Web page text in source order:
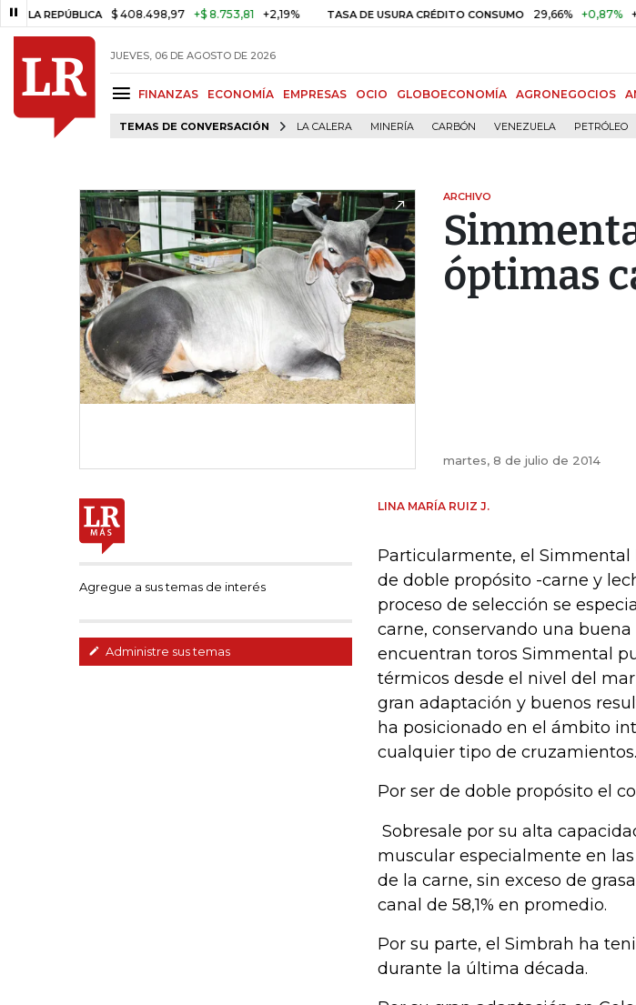
$ 408.498,97 +$ 8.753,81 +2,19% TASA DE USURA CRÉDITO CONSUMO 29,66% +0,87% +3,02%
JUEVES, 06 DE AGOSTO DE 2026
FINANZAS ECONOMÍA EMPRESAS OCIO GLOBOECONOMÍA AGRONEGOCIOS
TEMAS DE CONVERSACIÓN LA CALERA MINERÍA CARBÓN VENEZUELA PETRÓLEO
ARCHIVO
óptimas
martes, 8 de julio de 2014
Agregue a sus temas de interés
Administre sus temas
LINA MARÍA RUIZ J.
Particularmente, el Simmental
de doble propósito -carne y
proceso de selección se
carne, conservando una
encuentran toros Simmental
térmicos desde el nivel del
gran adaptación y buenos
ha posicionado en el ámbito
cualquier tipo de cruzamientos.
Por ser de doble propósito el
Sobresale por su alta
muscular especialmente en
de la carne, sin exceso de
canal de 58,1% en promedio.
Por su parte, el Simbrah ha
durante la última década.